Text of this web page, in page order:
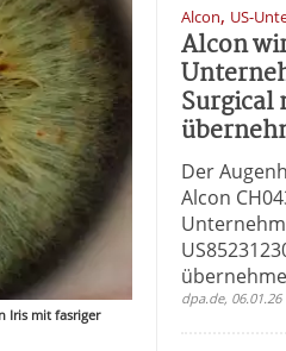
Iris mit fasriger
Alcon, US-
Alcon
Surgical
Der
Alcon
dpa.de, 06.01.26